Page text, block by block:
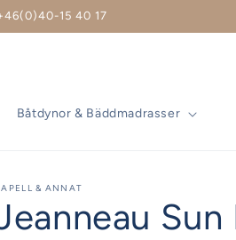
15 40 17
Båtdynor & Bäddmadrasser
& ANNAT
Sun